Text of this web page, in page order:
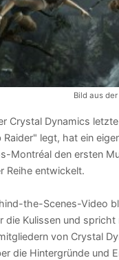
Bild aus
Crystal Dynamics
legt, hat ein
Montréal den ersten
Reihe entwickelt.
the-Scenes-Video
die Kulissen und spricht
von Crystal
die Hintergründe und